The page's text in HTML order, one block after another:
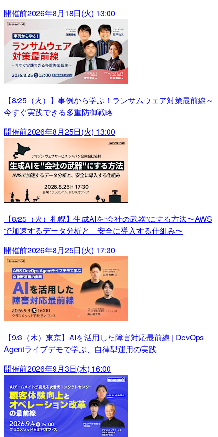
開催前2026年8月18日(火) 13:00
【8/25（火）】事例から学ぶ！ランサムウェア対策最前線～
今すぐ実践できる多重防御戦略
開催前2026年8月25日(火) 13:00
【8/25（火）札幌】生成AIを“会社の武器”にする方法〜AWS
で加速するデータ分析と、安全に導入する仕組み〜
開催前2026年8月25日(火) 17:30
【9/3（木）東京】AIを活用した障害対応最前線 | DevOps
Agentライブデモで学ぶ、自律型運用の実践
開催前2026年9月3日(木) 16:00